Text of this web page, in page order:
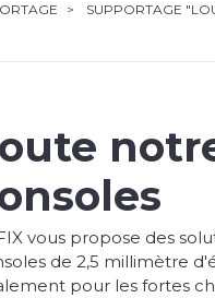
SUPPORTAGE
vous propose des
de 2,5 millimètre
pour les fortes